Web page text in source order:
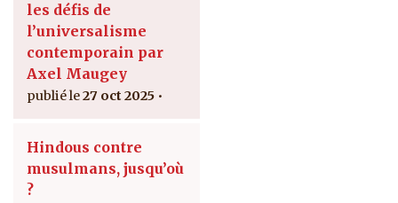
les défis de
l’universalisme
contemporain par
Axel Maugey
27 oct 2025
Hindous contre
musulmans, jusqu’où
?